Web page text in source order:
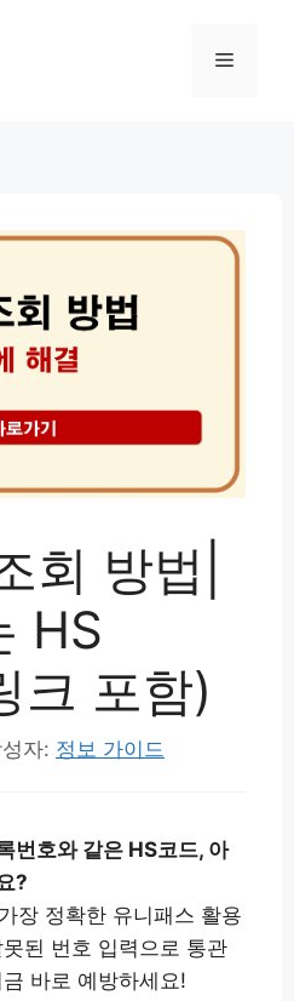
메
회 방법|
HS
크 포함)
자: 정보 가이드
번호와 같은 HS코드, 아
?
장 정확한 유니패스 활용
된 번호 입력으로 통관
바로 예방하세요!